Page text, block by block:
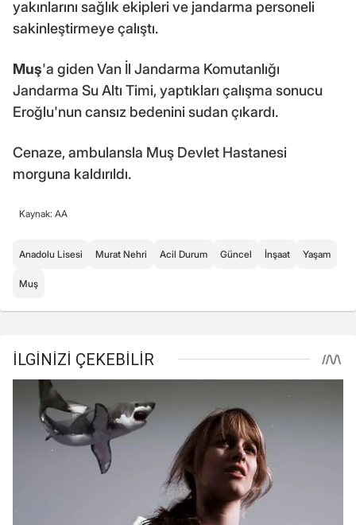
yakınlarını sağlık ekipleri ve jandarma personeli
sakinleştirmeye çalıştı.
Muş'a giden Van İl Jandarma Komutanlığı
Jandarma Su Altı Timi, yaptıkları çalışma sonucu
Eroğlu'nun cansız bedenini sudan çıkardı.
Cenaze, ambulansla Muş Devlet Hastanesi
morguna kaldırıldı.
Kaynak: AA
Anadolu Lisesi Murat Nehri Acil Durum Güncel İnşaat Yaşam
Muş